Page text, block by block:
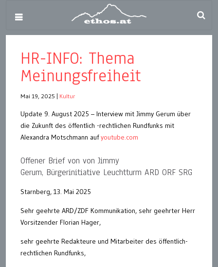
HR-INFO: Thema
Meinungsfreiheit
Mai 19, 2025 Kultur
Update 9. August 2025 – Interview mit Jimmy Gerum über
die Zukunft des öffentlich -rechtlichen Rundfunks mit
Alexandra Motschmann aufyoutube.com
Offener Brief von von Jimmy
Gerum, Bürgerinitiative Leuchtturm ARD ORF SRG
Starnberg, 13. Mai 2025
Sehr geehrte ARD/ZDF Kommunikation, sehr geehrter Herr
Vorsitzender Florian Hager,
sehr geehrte Redakteure und Mitarbeiter des öffentlich-
rechtlichen Rundfunks,